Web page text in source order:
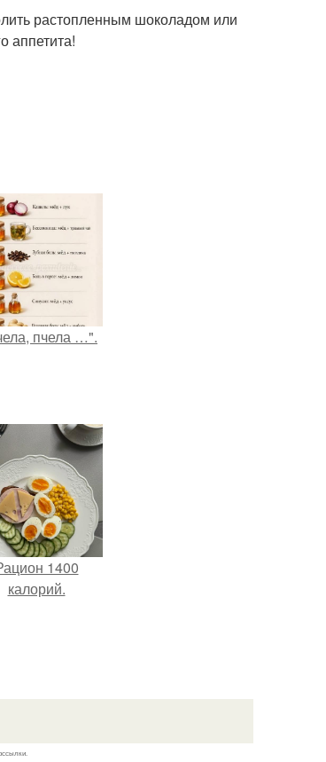
растопленным шоколадом или
аппетита!
пчела …".
1400
калорий.